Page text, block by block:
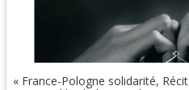
« France-Pologne solidarité,